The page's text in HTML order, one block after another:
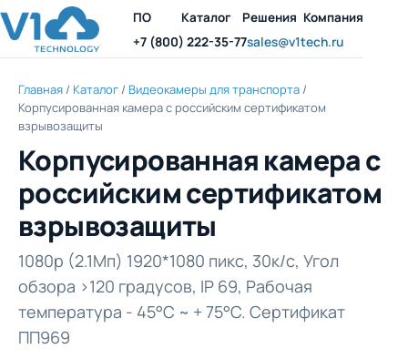
ПО Каталог Решения Компания
+7 (800) 222-35-77sales@v1tech.ru
Главная / Каталог / Видеокамеры для транспорта /
Корпусированная камера с российским сертификатом
взрывозащиты
Корпусированная камера с
российским сертификатом
взрывозащиты
1080p (2.1Мп) 1920*1080 пикс, 30к/с, Угол
обзора >120 градусов, IP 69, Рабочая
температура - 45°C ~ + 75°C. Сертификат
ПП969